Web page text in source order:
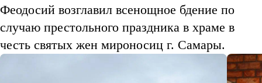
Феодосий возглавил всенощное бдение по
случаю престольного праздника в храме в
честь святых жен мироносиц г. Самары.